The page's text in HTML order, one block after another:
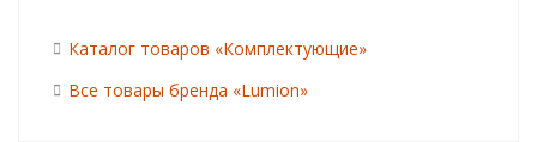
Каталог товаров «Комплектующие»
Все товары бренда «Lumion»